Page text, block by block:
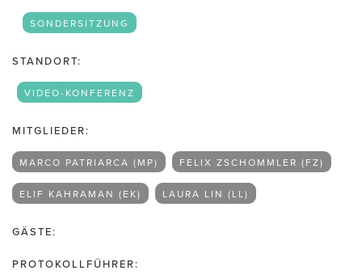
SONDERSITZUNG
STANDORT:
VIDEO-KONFERENZ
MITGLIEDER:
MARCO PATRIARCA (MP) FELIX ZSCHOMMLER (FZ)
ELIF KAHRAMAN (EK) LAURA LIN (LL)
GÄSTE:
PROTOKOLLFÜHRER: